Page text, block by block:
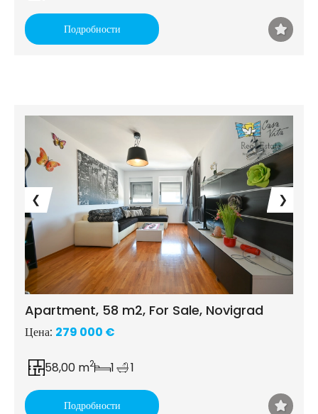
Подробности
❮ ❯
Apartment, 58 m2, For Sale, Novigrad
Цена: 279 000 €
58,00 m2 1 1
Подробности